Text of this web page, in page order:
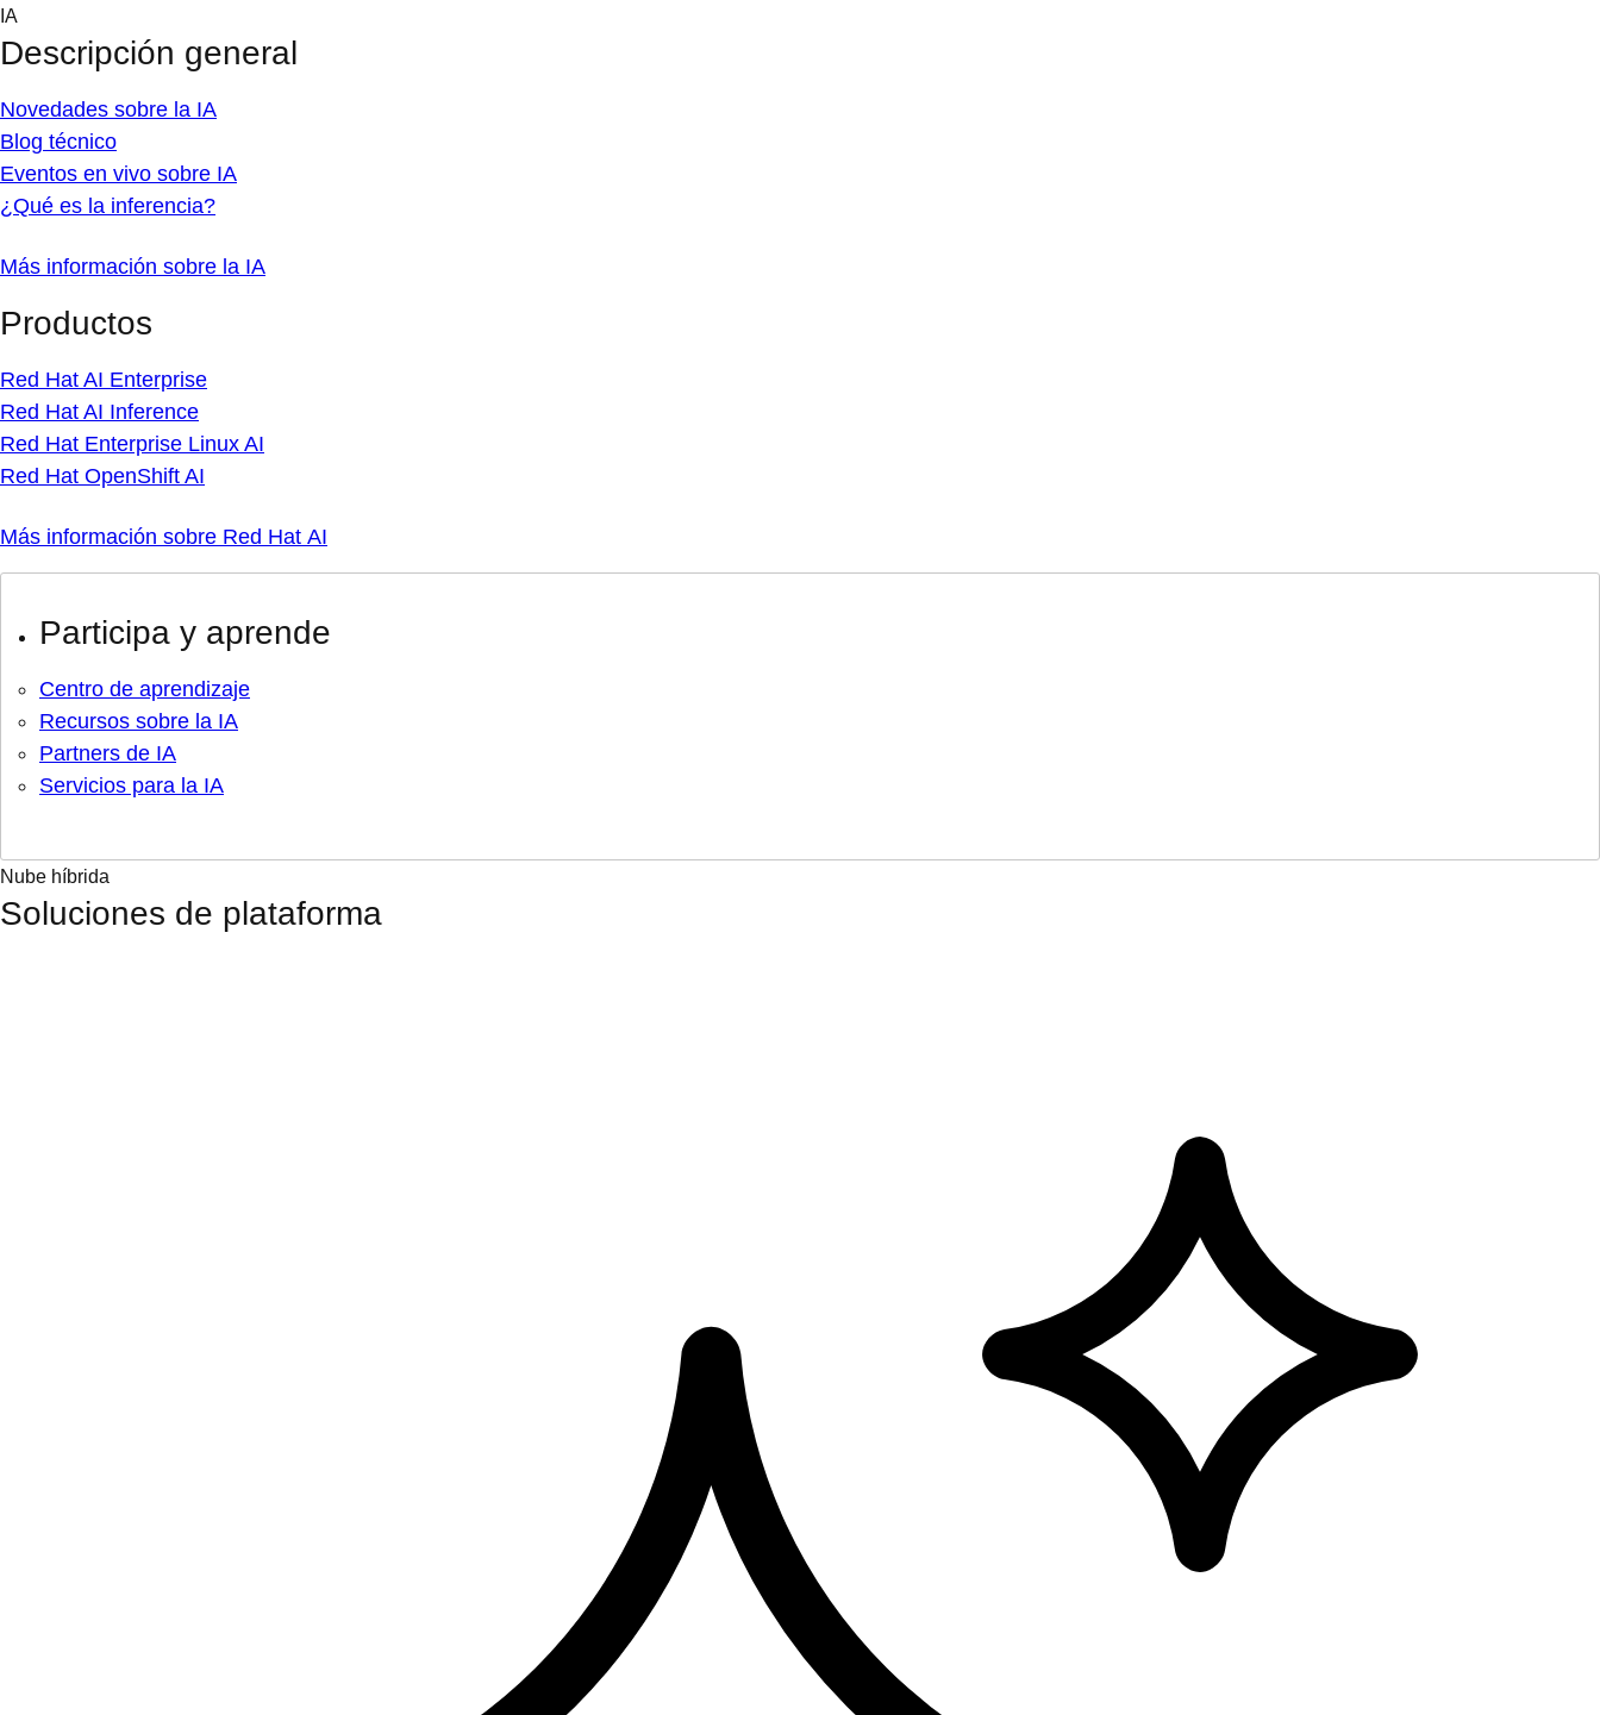
Skip
content
IA
Descripción general
Novedades sobre la IA
Blog técnico
Eventos en vivo sobre IA
¿Qué es la inferencia?
Más información sobre la IA
Productos
Red Hat AI Enterprise
Red Hat AI Inference
Red Hat Enterprise Linux AI
Red Hat OpenShift AI
Más información sobre Red Hat AI
Participa y aprende
Centro de aprendizaje
Recursos sobre la IA
Partners de IA
Servicios para la IA
Nube híbrida
Soluciones de plataforma